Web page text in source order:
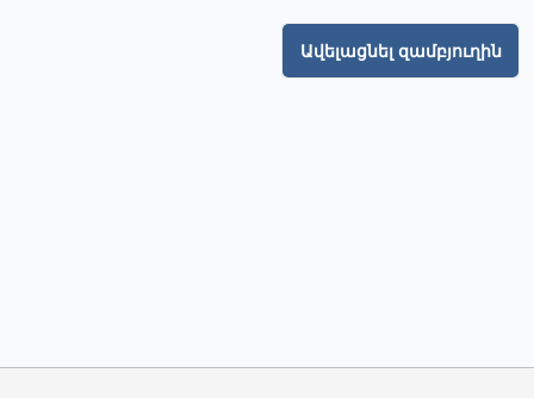
Ավելացնել զամբյուղին